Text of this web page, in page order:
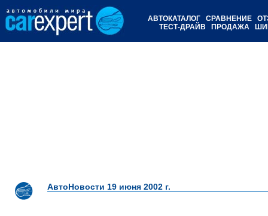
АВТОКАТАЛОГ СРАВНЕНИЕ
ТЕСТ-ДРАЙВ
ПРОДАЖА
АвтоНовости 19 июня 2002 г.